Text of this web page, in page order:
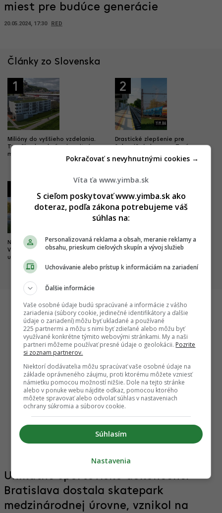
Víta ťa www.yimba.sk
S cieľom poskytovať www.yimba.sk ako
doteraz, podľa zákona potrebujeme váš
súhlas na:
Personalizovaná reklama a obsah, meranie reklamy a
obsahu, prieskum cieľových skupín a vývoj služieb
Uchovávanie alebo prístup k informáciám na zariadení
Ďalšie informácie
Vaše osobné údaje budú spracúvané a informácie z vášho
zariadenia (súbory cookie, jedinečné identifikátory a ďalšie
údaje o zariadení) môžu byť ukladané a používané
225 partnermi a môžu s nimi byť zdieľané alebo môžu byť
využívané konkrétne týmito webovými stránkami. My a naši
partneri môžeme používať presné údaje o geolokácii. Pozrite
si zoznam partnerov.
Niektorí dodávatelia môžu spracúvať vaše osobné údaje na
základe oprávneného záujmu, proti ktorému môžete vzniesť
námietku pomocou možností nižšie. Dole na tejto stránke
alebo v ponuke webu nájdite odkaz, pomocou ktorého
môžete spravovať alebo odvolať súhlas v nastaveniach
ochrany súkromia a súborov cookie.
Súhlasím
Pokračovať s nevyhnutnými cookies →
Nastavenia
miest pre budúce generácie
20.05.2024, 17:30 RED
Články zo Slovenska
1
Milióny do vyššieho vzdelania.
Trenčín chce byť univerzitným
mestom, buduje nový kampus
2
Drastické zlepšenie pre
železničnú dopravu. Trať z
modernizovať, zvýši sa jej
Nová pýcha mesta kultúry.
Výnimočný park čoskoro doplní
unikátny most
Dobré správy z najväčších
nemocníc. Výstavba veľkých
dôležité míľniky
Startitup
Lenka a Peter premenili chalupu z 19. storočia
Unikátne športovisko dokončené.
Bratislava dostala skatepark
medzinárodnej úrovne, vznikol na